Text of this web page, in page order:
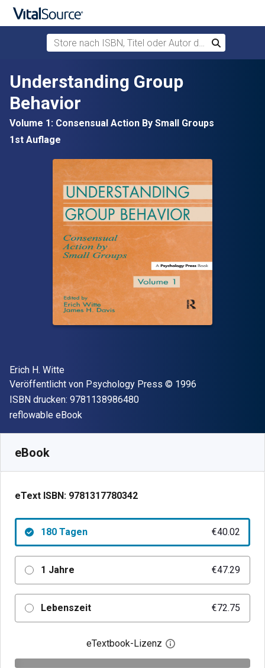
Zum Hauptinhalt springen
Store nach ISBN, Titel oder Autor durchsuchen
Suchen
Understanding Group
Behavior
Volume 1: Consensual Action By Small Groups
1st Auflage
Autor(en)
Erich H. Witte
Verleger
Veröffentlicht von Psychology Press Copyright
© 1996
ISBN drucken: 9781138986480"ISBN-13 9781138986480"
Format
reflowable eBook
eBook
eText ISBN: 9781317780342
180 Tagen €40.02
1 Jahre €47.29
Lebenszeit €72.75
eTextbook-Lizenz Digitalen